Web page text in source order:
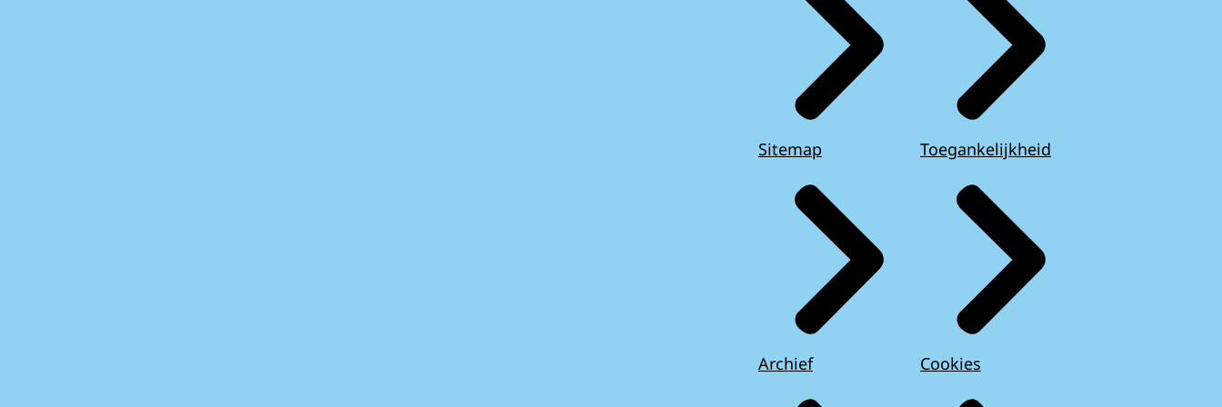
Sitemap
Archief
Toegankelijkheid
Cookies